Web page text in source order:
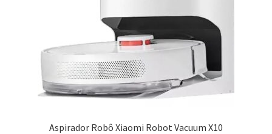
Aspirador Robô Xiaomi Robot Vacuum X10